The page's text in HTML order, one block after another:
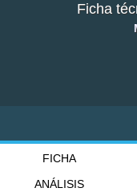
Ficha
FICHA
ANÁLISIS